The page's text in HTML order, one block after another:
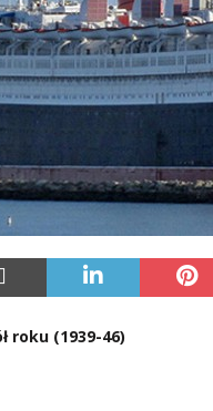
roku (1939-46)